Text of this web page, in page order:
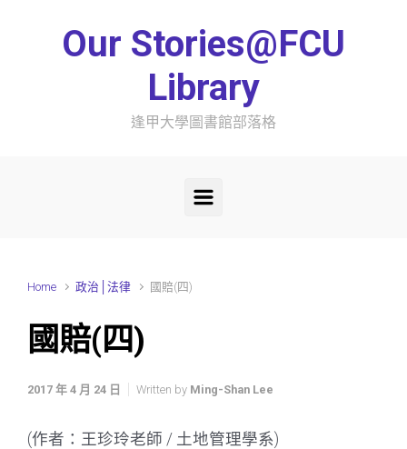
Our Stories@FCU
Library
逢甲大學圖書館部落格
Home 政治│法律 國賠(四)
國賠(四)
2017 年 4 月 24 日 Written by Ming-Shan Lee
(作者：王珍玲老師 / 土地管理學系)